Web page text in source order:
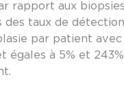
rapport aux
des taux de
par patient
égales à 5% et